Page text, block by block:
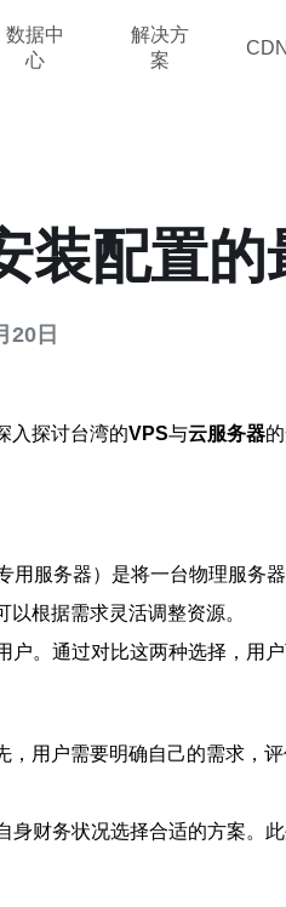
数据中
心
解决方
案
CDN
装配置的
20日
入探讨台湾的VPS与云服务器
用服务器）是将一台物理服务
根据需求灵活调整资源。
。通过对比这两种选择，用
用户需要明确自己的需求，
财务状况选择合适的方案。